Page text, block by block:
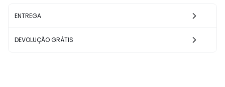
ENTREGA
DEVOLUÇÃO GRÁTIS